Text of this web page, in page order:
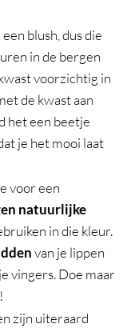
blush, dus die
in de bergen
voorzichtig in
de kwast aan
het een beetje
je het mooi laat
voor een
natuurlijke
in die kleur.
van je lippen
vingers. Doe maar
zijn uiteraard